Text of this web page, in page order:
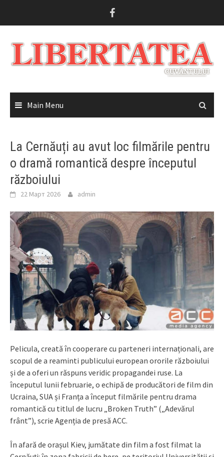
Main Menu
La Cernăuți au avut loc filmările pentru
o dramă romantică despre începutul
războiului
22 Март 2026 admin
Pelicula, creată în cooperare cu parteneri internaționali, are
scopul de a reaminti publicului european ororile războiului
și de a oferi un răspuns veridic propagandei ruse. La
începutul lunii februarie, o echipă de producători de film din
Ucraina, SUA și Franța a început filmările pentru drama
romantică cu titlul de lucru „Broken Truth” („Adevărul
frânt”), scrie Agenția de presă ACC.
În afară de orașul Kiev, jumătate din film a fost filmat la